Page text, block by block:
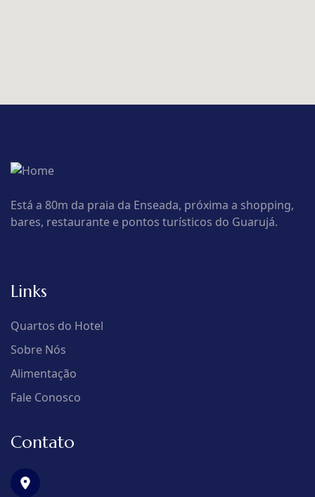
Está a 80m da praia da Enseada, próxima a shopping,
bares, restaurante e pontos turísticos do Guarujá.
Links
Quartos do Hotel
Sobre Nós
Alimentação
Fale Conosco
Contato